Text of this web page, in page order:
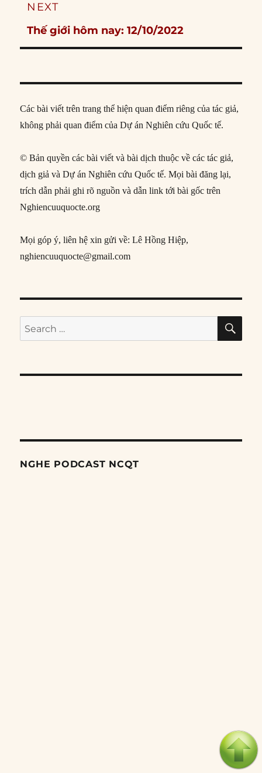
NEXT
Next
post:
Thế giới hôm nay: 12/10/2022
Các bài viết trên trang thể hiện quan điểm riêng của tác giả,
không phải quan điểm của Dự án Nghiên cứu Quốc tế.
© Bản quyền các bài viết và bài dịch thuộc về các tác giả,
dịch giả và Dự án Nghiên cứu Quốc tế. Mọi bài đăng lại,
trích dẫn phải ghi rõ nguồn và dẫn link tới bài gốc trên
Nghiencuuquocte.org
Mọi góp ý, liên hệ xin gửi về: Lê Hồng Hiệp,
nghiencuuquocte@gmail.com
Search
for:
NGHE PODCAST NCQT
Nợ cho kẻ mộng mơ: Vốn vay chính sách và giới hạn của